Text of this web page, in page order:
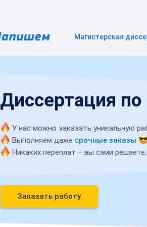
Магистерская
Диссертация
У нас можно заказать уникальную
Выполняем даже срочные заказы
Никаких переплат – вы сами
Заказать работу